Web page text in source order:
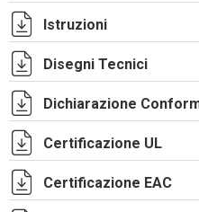
Istruzioni
Istruzioni di montaggio
Disegni Tecnici
R5CQE Armadio
Dichiarazione
CE Declaration - CQE
UKCA Declaration - CQE
Certificazione UL
Certificato UL -
Certificazione EAC